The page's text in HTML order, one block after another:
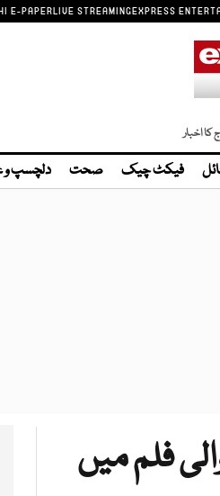
E-PAPERLIVE STREAMINGEXPRESS
کا اخبار
فیکٹ چیک صحت دلچسپ
فلم میں